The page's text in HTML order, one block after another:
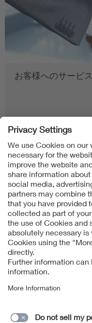
お客様へのサービス
Follow us on
Imprint + Liability
Cookies Notice